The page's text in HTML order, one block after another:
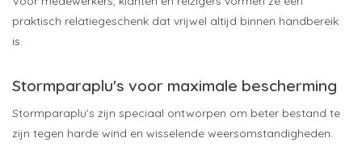
praktisch relatiegeschenk dat vrijwel altijd binnen handbereik
is.
Stormparaplu's voor maximale bescherming
Stormparaplu's zijn speciaal ontworpen om beter bestand te
zijn tegen harde wind en wisselende weersomstandigheden.